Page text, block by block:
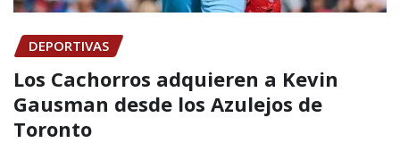
DEPORTIVAS
Los Cachorros adquieren a Kevin
Gausman desde los Azulejos de
Toronto